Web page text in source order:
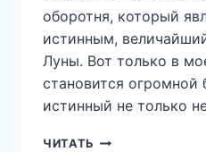
оборотня, который
истинным,
Луны. Вот только в
становится
истинный не только
ЧИТАТЬ ВЕРНУТЬ